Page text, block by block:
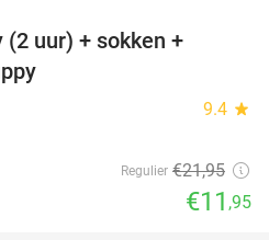
(2 uur) + sokken +
9.4 star
Regulier €21,95
€11 ,95